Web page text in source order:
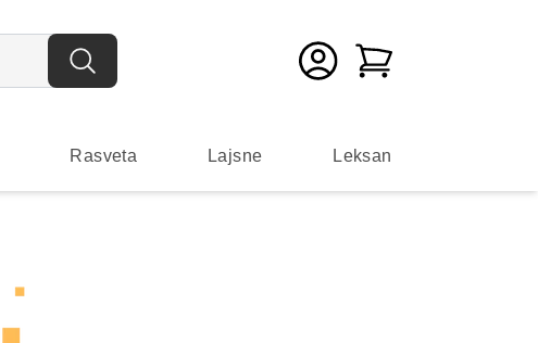
Rasveta Lajsne Leksan